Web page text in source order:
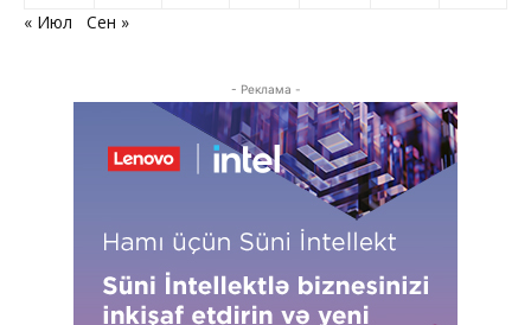
« Июл
Сен »
- Реклама -